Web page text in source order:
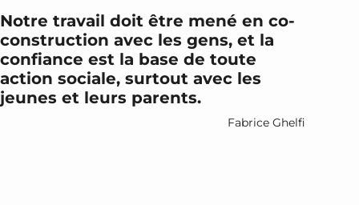
Notre travail doit être mené en co-
construction avec les gens, et la
confiance est la base de toute
action sociale, surtout avec les
jeunes et leurs parents.
Fabrice Ghelfi